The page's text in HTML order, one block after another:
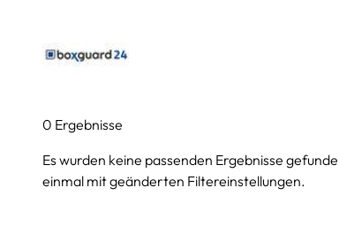
0 Ergebnisse
Es wurden keine passenden Ergebnisse
einmal mit geänderten Filtereinstellungen.